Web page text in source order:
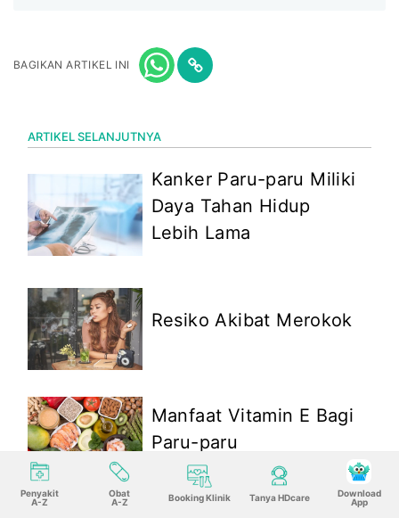
BAGIKAN ARTIKEL INI
ARTIKEL SELANJUTNYA
Kanker Paru-paru Miliki
Daya Tahan Hidup
Lebih Lama
Resiko Akibat Merokok
Manfaat Vitamin E Bagi
Paru-paru
Penyakit
A-Z
Obat
A-Z
Booking Klinik Tanya HDcare
Download
App